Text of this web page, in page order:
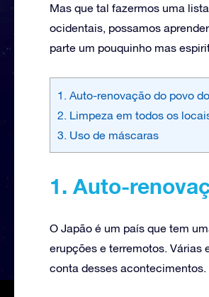
Mas que tal fazermos uma
ocidentais, possamos
parte um pouquinho mas
1. Auto-renovação do povo
2. Limpeza em todos os
3. Uso de máscaras
1. Auto-
O Japão é um país que tem
erupções e terremotos. Várias
conta desses acontecimentos.